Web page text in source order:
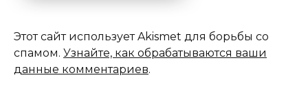
Этот сайт использует Akismet для борьбы со
спамом. Узнайте, как обрабатываются ваши
данные комментариев.